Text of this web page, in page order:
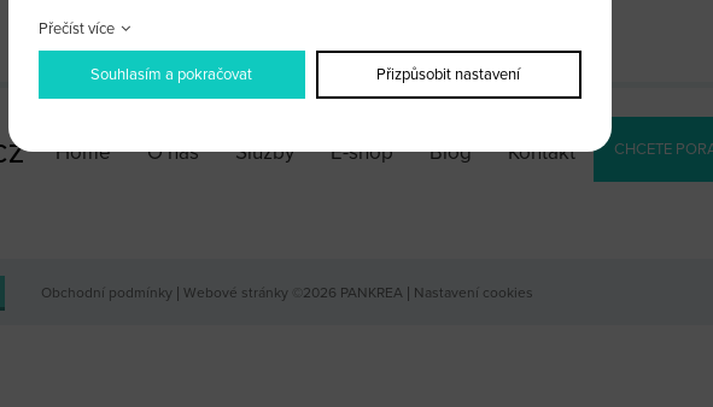
Home O nás Služby E-shop Blog Kontakt CHCETE
Obchodní podmínky | Webové stránky ©2026 PANKREA | Nastavení cookies
Přečíst více
Souhlasím a pokračovat Přizpůsobit nastavení